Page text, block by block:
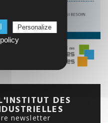
DES
newsletter
Personalize